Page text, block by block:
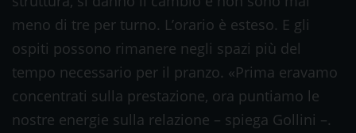
meno di tre per turno. L’orario è esteso. E gli
ospiti possono rimanere negli spazi più del
tempo necessario per il pranzo. «Prima eravamo
concentrati sulla prestazione, ora puntiamo le
nostre energie sulla relazione – spiega Gollini –.